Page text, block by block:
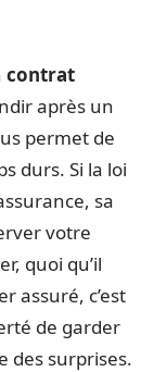
contrat
après un
permet de
durs. Si la loi
sa
votre
quoi qu’il
assuré, c’est
de garder
des surprises.